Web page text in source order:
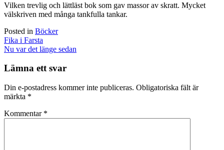
Vilken trevlig och lättläst bok som gav massor av skratt. Mycket
välskriven med många tankfulla tankar.
Posted in Böcker
Post
navigation
Fika i Farsta
Nu var det länge sedan
Lämna ett svar
Din e-postadress kommer inte publiceras. Obligatoriska fält är
märkta *
Kommentar *